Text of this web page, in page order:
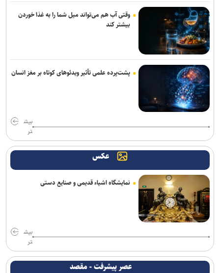
پرداخت مطالبات بازنشستگان در اولویت تأمین اجتماعی است
تردد روان در تمامی محورهای شمالی و مسیرهای مرزهای اربعین
کشف بقایای انسانی در ارتفاعات شمیرانات
حسینیه قوجان؛ تماشاخانه حافظه ایرانی+ تصاویر
وقتی آب هم می‌تواند میل شما را به غذا خوردن
بیشتر کند
پشت‌پرده علمی تأثیر ویدئو‌های کوتاه بر مغز انسان
بیش
تر
عکس
نمایشگاه اشیاء قدیمی و صنایع دستی
بیش
تر
عصر پیشرفت - مقصد